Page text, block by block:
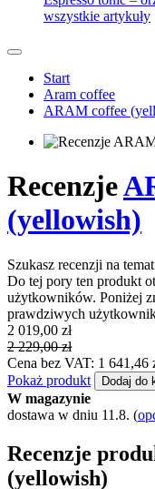
wszystkie artykuły
Start
Aram coffee
ARAM coffee
Recenzje
(yellowish)
Szukasz recenzji na
Do tej pory ten produkt
użytkowników. Poniżej
prawdziwych
2 019,00 zł
2 229,00 zł
Cena bez VAT: 1 641,46
Pokaż produkt
Dodaj do
W magazynie
dostawa w dniu 11.8. (
Recenzje
(yellowish)